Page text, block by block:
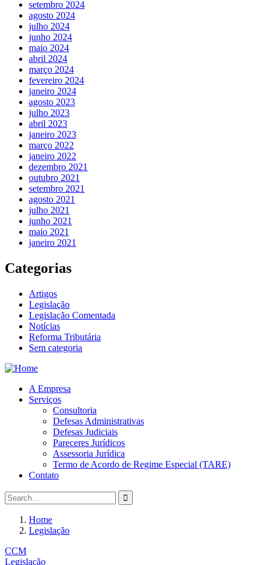
setembro 2024
agosto 2024
julho 2024
junho 2024
maio 2024
abril 2024
março 2024
fevereiro 2024
janeiro 2024
agosto 2023
julho 2023
abril 2023
janeiro 2023
março 2022
janeiro 2022
dezembro 2021
outubro 2021
setembro 2021
agosto 2021
julho 2021
junho 2021
maio 2021
janeiro 2021
Categorias
Artigos
Legislação
Legislação Comentada
Notícias
Reforma Tributária
Sem categoria
A Empresa
Serviços
Consultoria
Defesas Administrativas
Defesas Judiciais
Pareceres Jurídicos
Assessoria Jurídica
Termo de Acordo de Regime Especial (TARE)
Contato
Home
Legislação
CCM
Legislação